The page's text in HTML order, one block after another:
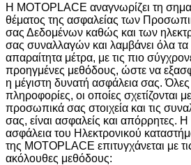
Η MOTOPLACE αναγνωρίζει τη
θέματος της ασφαλείας των
σας Δεδομένων καθώς και των
σας συναλλαγών και λαμβάνει όλα τα
απαραίτητα μέτρα, με τις πιο
προηγμένες μεθόδους, ώστε να
η μέγιστη δυνατή ασφάλεια σας. Όλες
πληροφορίες, οι οποίες σχετίζονται
προσωπικά σας στοιχεία και τις
σας, είναι ασφαλείς και απόρρητες. Η
ασφάλεια του Ηλεκτρονικού
της MOTOPLACE επιτυγχάνεται με
ακόλουθες μεθόδους: